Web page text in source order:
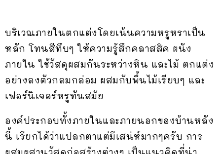
บริเวณภายในตกแต่งโดยเน้นความหรูหราเป็น
หลัก โทนสีทึบๆ ให้ความรู้สึกคลาสสิค ผนัง
ภายใน ใช้วัสดุผสมกันระหว่างหิน และไม้ ตกแต่ง
อย่างลงตัวกลมกล่อม ผสมกับพื้นไม้เรียบๆ และ
เฟอร์นิเจอร์หรูทันสมัย
องค์ประกอบทั้งภายในและภายนอกของบ้านหลัง
นี้ เรียกได้ว่าแปลกตาแต่มีเสน่ห์มากๆครับ การ